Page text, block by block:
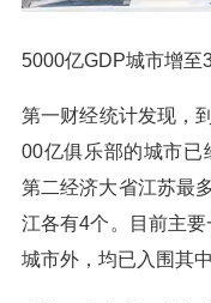
5000亿GDP城市增至
第一财经统计发现，
00亿俱乐部的城市已
第二经济大省江苏最
江各有4个。目前主
城市外，均已入围其中